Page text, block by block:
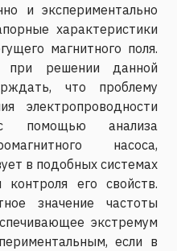
и экспериментально
характеристики
магнитного поля.
при решении данной
что проблему
электропроводности
помощью анализа
насоса,
в подобных системах
контроля его свойств.
значение частоты
экстремум
если в